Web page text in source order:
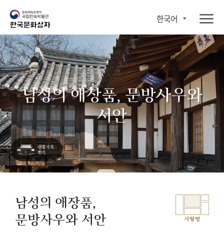
한국어
남성의 애장품, 문방사우와
서안
남성의 애장품,
문방사우와 서안
사랑방